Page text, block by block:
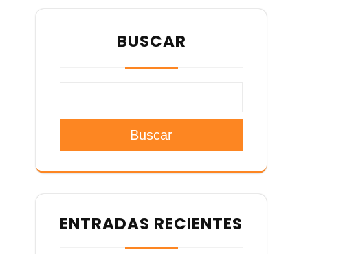
BUSCAR
Buscar
ENTRADAS RECIENTES